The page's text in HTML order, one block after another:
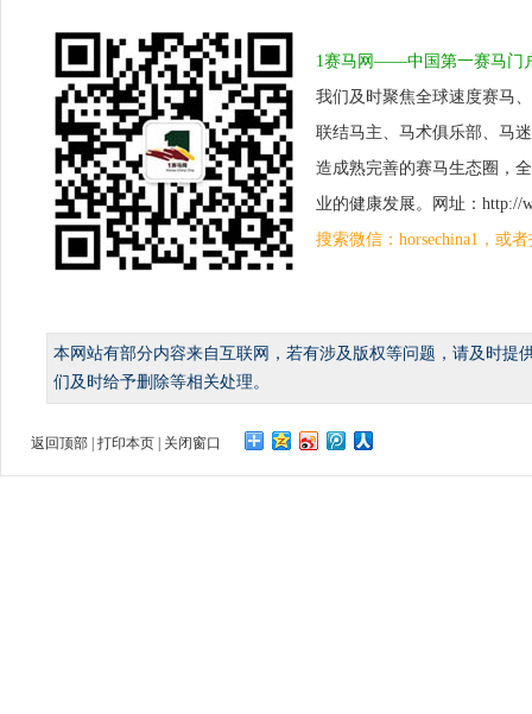
1赛马网——中国第一赛马门
我们及时聚焦全球速度赛马
联结马主、马术俱乐部、马
造成熟完善的赛马生态圈，
业的健康发展。网址：http://
搜索微信：horsechina1，或
本网站有部分内容来自互联网，若有涉及版权等问题，请及时提
们及时给予删除等相关处理。
返回顶部 打印本页 关闭窗口